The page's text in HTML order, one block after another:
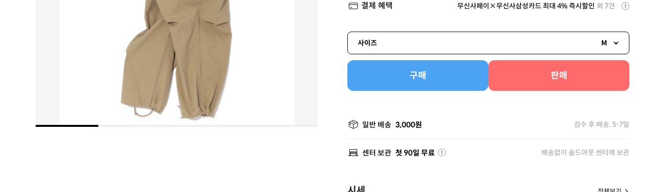
결제 혜택 무신사페이×무신사삼성카드 최대 4% 즉시할인 외 7건
사이즈 M
구매 판매
일반 배송 3,000원 검수 후 배송, 5-7일
센터 보관 첫 90일 무료 배송없이 솔드아웃 센터에 보관